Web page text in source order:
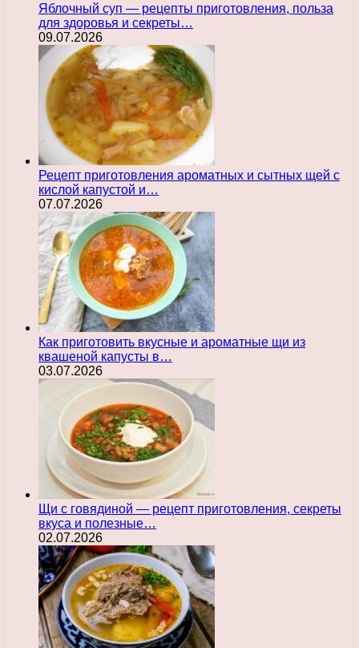
Яблочный суп — рецепты приготовления, польза
для здоровья и секреты…
09.07.2026
Рецепт приготовления ароматных и сытных щей с
кислой капустой и…
07.07.2026
Как приготовить вкусные и ароматные щи из
квашеной капусты в…
03.07.2026
Щи с говядиной — рецепт приготовления, секреты
вкуса и полезные…
02.07.2026